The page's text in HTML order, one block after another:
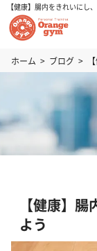
【健康】腸内をきれいにし
ホーム ブログ
【健康】
よう